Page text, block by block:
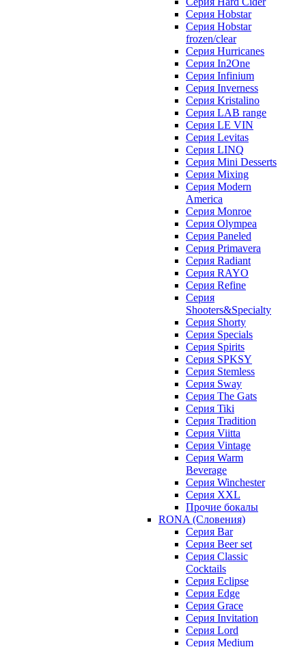
Серия Hobstar
Серия Hobstar
frozen/clear
Серия Hurricanes
Серия In2One
Серия Infinium
Серия Inverness
Серия Kristalino
Серия LAB range
Серия LE VIN
Серия Levitas
Серия LINQ
Серия Mini Desserts
Серия Mixing
Серия Modern
America
Серия Monroe
Серия Olympea
Серия Paneled
Серия Primavera
Серия Radiant
Серия RAYO
Серия Refine
Серия
Shooters&Specialty
Серия Shorty
Серия Specials
Серия Spirits
Серия SPKSY
Серия Stemless
Серия Sway
Серия The Gats
Серия Tiki
Серия Tradition
Серия Viitta
Серия Vintage
Серия Warm
Beverage
Серия Winchester
Серия XXL
Прочие бокалы
RONA (Словения)
Серия Bar
Серия Beer set
Серия Classic
Cocktails
Серия Eclipse
Серия Edge
Серия Grace
Серия Invitation
Серия Lord
Серия Medium